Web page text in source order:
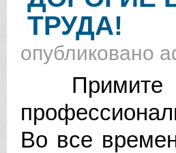
ТРУДА!
опубликовано
Примите
Во все